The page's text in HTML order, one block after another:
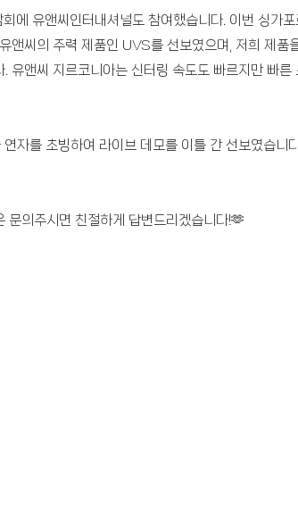
에 유앤씨인터내셔널도 참여했습니다. 이번 싱가
앤씨의 주력 제품인 UVS를 선보였으며, 저희 제
유앤씨 지르코니아는 신터링 속도도 빠르지만 빠른
자를 초빙하여 라이브 데모를 이틀 간 선보였습니
문의주시면 친절하게 답변드리겠습니다!🫶